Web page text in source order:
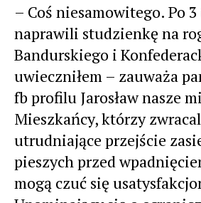
– Coś niesamowitego. Po
naprawili studzienkę na
Bandurskiego i
uwieczniłem – zauważa
fb profilu Jarosław nasze
Mieszkańcy, którzy
utrudniające przejście
pieszych przed
mogą czuć się